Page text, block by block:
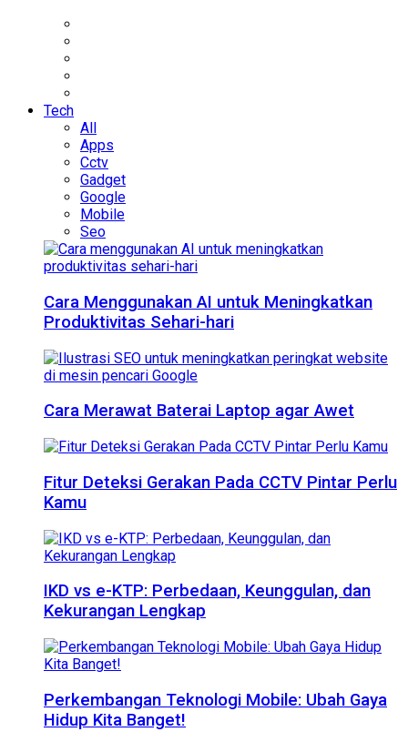
Tech
All
Apps
Cctv
Gadget
Google
Mobile
Seo
Cara Menggunakan AI untuk Meningkatkan
Produktivitas Sehari-hari
Cara Merawat Baterai Laptop agar Awet
Fitur Deteksi Gerakan Pada CCTV Pintar Perlu
Kamu
IKD vs e-KTP: Perbedaan, Keunggulan, dan
Kekurangan Lengkap
Perkembangan Teknologi Mobile: Ubah Gaya
Hidup Kita Banget!